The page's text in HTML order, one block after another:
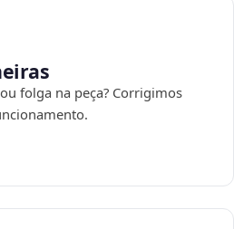
folga na peça? Corrigimos